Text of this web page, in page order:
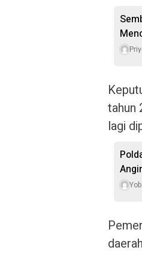
tahun
lagi